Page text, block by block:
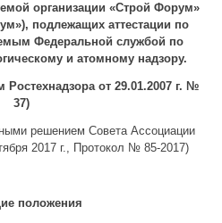
организации «Строй Форум»
подлежащих аттестации по
Федеральной службой по
и атомному надзору.
Ростехнадзора от 29.01.2007 г. №
37)
решением Совета Ассоциации
2017 г., Протокол № 85-2017)
положения